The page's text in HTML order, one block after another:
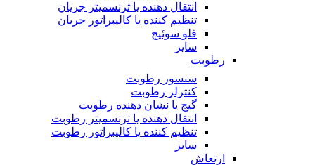
انتقال دهنده یا ترنسمیتر جریان
تنظیم کننده یا کالیبراتور جریان
فلو سوئیچ
سایر
رطوبت
سنسور رطوبت
کنترلر رطوبت
گیج یا نشان دهنده رطوبت
انتقال دهنده یا ترنسمیتر رطوبت
تنظیم کننده یا کالیبراتور رطوبت
سایر
ارتعاش